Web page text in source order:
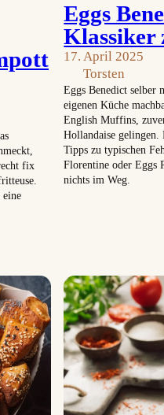
fix
Eggs
Klassiker
17. April 2025
Torsten
Eggs Benedict selber
eigenen Küche
English Muffins,
Hollandaise
Tipps zu typischen
Florentine oder Eggs
nichts im Weg.